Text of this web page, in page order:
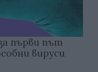
първи път
вируси